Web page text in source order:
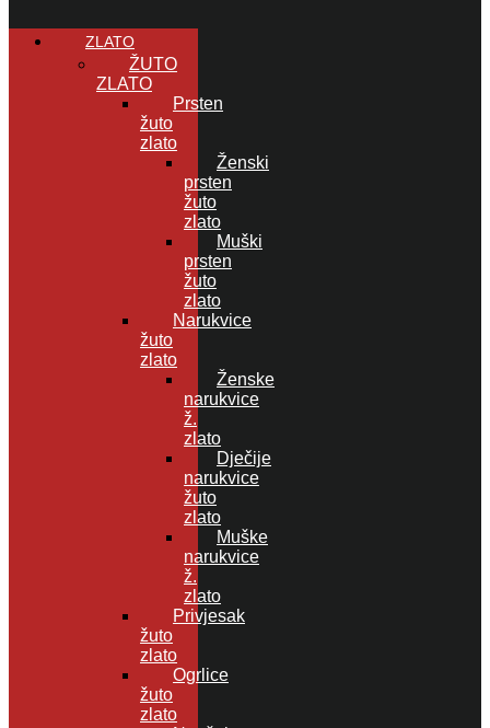
ZLATO
ŽUTO
ZLATO
Prsten
žuto
zlato
Ženski
prsten
žuto
zlato
Muški
prsten
žuto
zlato
Narukvice
žuto
zlato
Ženske
narukvice
ž.
zlato
Dječije
narukvice
žuto
zlato
Muške
narukvice
ž.
zlato
Privjesak
žuto
zlato
Ogrlice
žuto
zlato